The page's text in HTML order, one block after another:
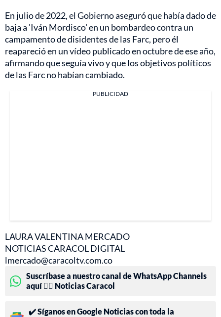
En julio de 2022, el Gobierno aseguró que había dado de
baja a 'Iván Mordisco' en un bombardeo contra un
campamento de disidentes de las Farc, pero él
reapareció en un vídeo publicado en octubre de ese año,
afirmando que seguía vivo y que los objetivos políticos
de las Farc no habían cambiado.
PUBLICIDAD
LAURA VALENTINA MERCADO
NOTICIAS CARACOL DIGITAL
lmercado@caracoltv.com.co
Suscríbase a nuestro canal de WhatsApp Channels
aquí 👉🏻 Noticias Caracol
✔️ Síganos en Google Noticias con toda la